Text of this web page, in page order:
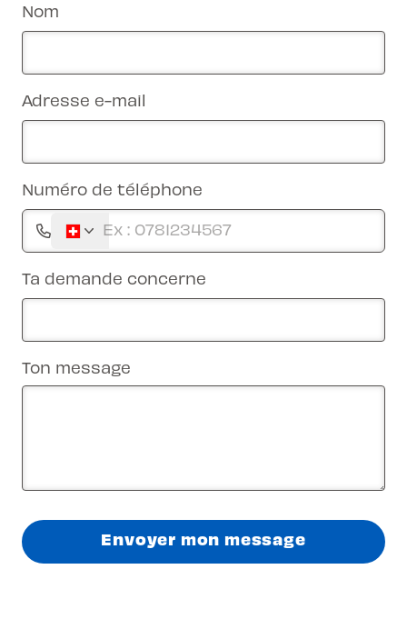
Nom
Adresse e-mail
Numéro de téléphone
Ta demande concerne
Ton message
Envoyer mon message